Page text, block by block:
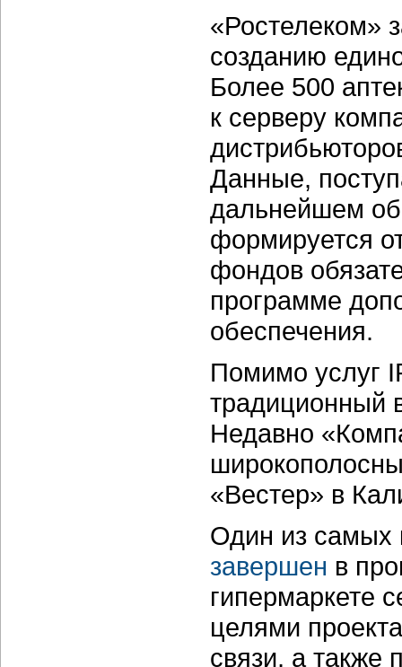
«Ростелеком»
созданию
Более 500
к серверу
Данные,
дальнейшем
формируется
фондов
программе
обеспечения.
Помимо услуг
традиционный
Недавно
«Вестер» в
Один из самых
завершен в
гипермаркете
целями
связи, а